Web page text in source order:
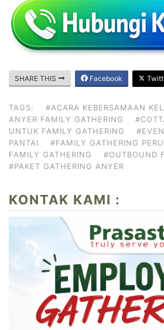
SHARE THIS Facebook
TAGS: #ACARA KEBERSAMAAN
ANYER FAMILY GATHERING
UNTUK FAMILY GATHERING
PANTAI
#FAMILY GATHERING
FAMILY GATHERING
#OUTBOUND
#PAKET GATHERING ANYER
KONTAK KAMI :